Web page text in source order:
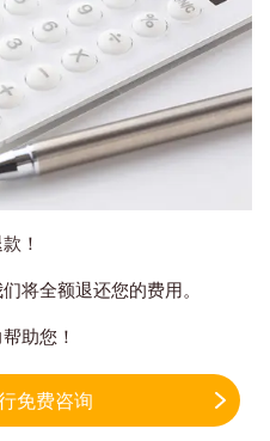
！
将全额退还您的费用。
助您！
免费咨询